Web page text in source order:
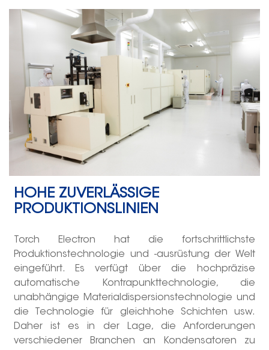
HOHE ZUVERLÄSSIGE
PRODUKTIONSLINIEN
Torch Electron hat die fortschrittlichste
Produktionstechnologie und -ausrüstung der Welt
eingeführt. Es verfügt über die hochpräzise
automatische Kontrapunkttechnologie, die
unabhängige Materialdispersionstechnologie und
die Technologie für gleichhohe Schichten usw.
Daher ist es in der Lage, die Anforderungen
verschiedener Branchen an Kondensatoren zu